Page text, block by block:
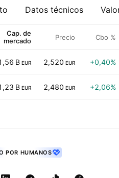
Datos técnicos
Cap. de
mercado
Precio Cbo %
B EUR 2,520 EUR +0,40%
B EUR 2,480 EUR +2,06%
POR HUMANOS